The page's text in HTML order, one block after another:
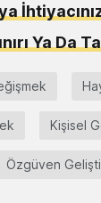
Ya Da
Kişisel
Özgüven